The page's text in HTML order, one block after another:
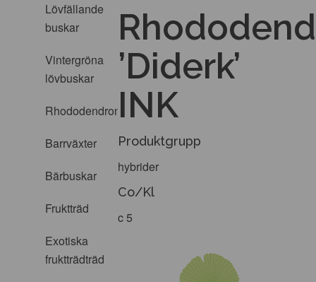
Lövfällande
buskar
Vintergröna
lövbuskar
Rhododendron
Barrväxter
Bärbuskar
Fruktträd
Exotiska
fruktträdträd
’Diderk’
INK
Produktgrupp
hybrider
Co/Kl
c 5